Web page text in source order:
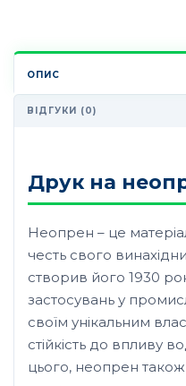
ОПИС
ВІДГУКИ (0)
Друк на
Неопрен – це
честь свого
створив його 1930
застосувань у
своїм унікальним
стійкість до впливу
цього, неопрен